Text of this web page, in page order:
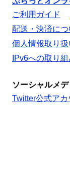
ご利用ガイド
配送・決済につ
個人情報取り
IPv6への取り組
ソーシャルメ
Twitter公式アカ